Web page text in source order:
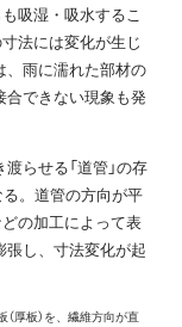
吸湿・吸水するこ
法には変化が生じ
、雨に濡れた部材の
合できない現象も発
らせる「道管」の存
る。道管の方向が平
の加工によって表
し、寸法変化が起
厚板）を、繊維方向が直